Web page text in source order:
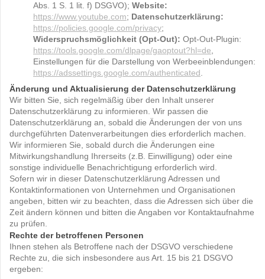
Abs. 1 S. 1 lit. f) DSGVO); Website:
https://www.youtube.com; Datenschutzerklärung:
https://policies.google.com/privacy;
Widerspruchsmöglichkeit (Opt-Out): Opt-Out-Plugin:
https://tools.google.com/dlpage/gaoptout?hl=de
Einstellungen für die Darstellung von Werbeeinblendungen:
https://adssettings.google.com/authenticated
Änderung und Aktualisierung der Datenschutzerklärung
Wir bitten Sie, sich regelmäßig über den Inhalt unserer
Datenschutzerklärung zu informieren. Wir passen die
Datenschutzerklärung an, sobald die Änderungen der von uns
durchgeführten Datenverarbeitungen dies erforderlich machen.
Wir informieren Sie, sobald durch die Änderungen eine
Mitwirkungshandlung Ihrerseits (z.B. Einwilligung) oder eine
sonstige individuelle Benachrichtigung erforderlich wird.
Sofern wir in dieser Datenschutzerklärung Adressen und
Kontaktinformationen von Unternehmen und Organisationen
angeben, bitten wir zu beachten, dass die Adressen sich über die
Zeit ändern können und bitten die Angaben vor Kontaktaufnahme
zu prüfen.
Rechte der betroffenen Personen
Ihnen stehen als Betroffene nach der DSGVO verschiedene
Rechte zu, die sich insbesondere aus Art. 15 bis 21 DSGVO
ergeben: